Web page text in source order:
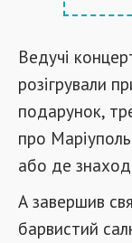
Ведучі
розігрували
подарунок,
про
або де
А завершив
барвистий